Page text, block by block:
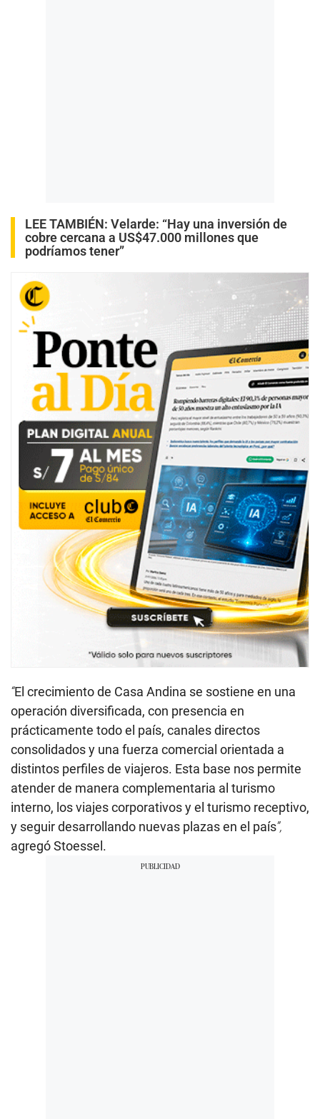
LEE TAMBIÉN: Velarde: “Hay una inversión de
cobre cercana a US$47.000 millones que
podríamos tener”
“El crecimiento de Casa Andina se sostiene en una
operación diversificada, con presencia en
prácticamente todo el país, canales directos
consolidados y una fuerza comercial orientada a
distintos perfiles de viajeros. Esta base nos permite
atender de manera complementaria al turismo
interno, los viajes corporativos y el turismo receptivo,
y seguir desarrollando nuevas plazas en el país”,
agregó Stoessel.